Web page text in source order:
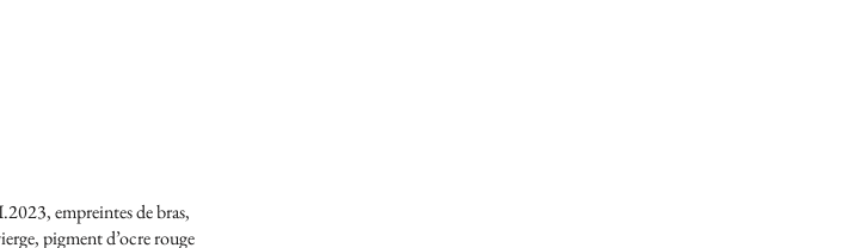
empreintes de bras,
pigment d’ocre rouge